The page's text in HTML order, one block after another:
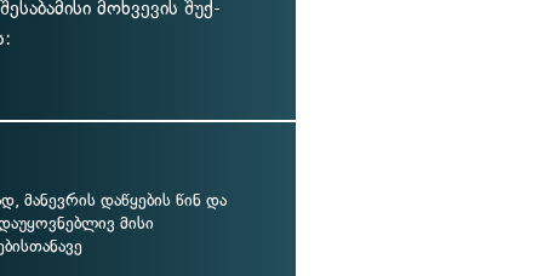
მოხვევის შუქ-
მანევრის დაწყების წინ და
მისი